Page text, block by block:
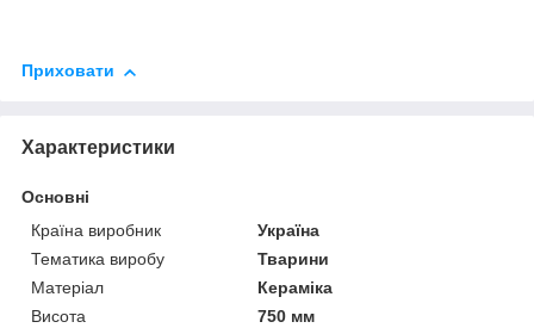
Приховати
Характеристики
Основні
Країна виробник
Україна
Тематика виробу
Тварини
Матеріал
Кераміка
Висота
750 мм